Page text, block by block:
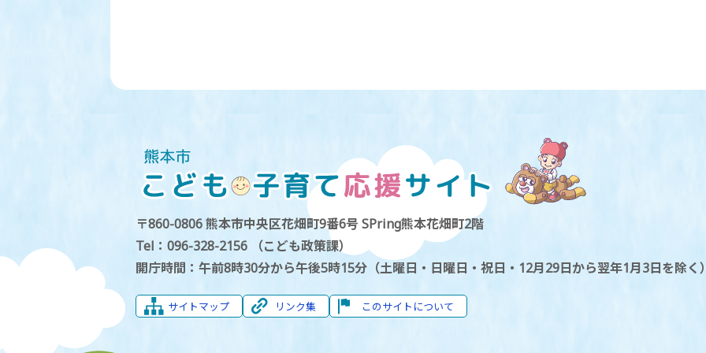
〒860-0806 熊本市中央区花畑町9番6号 SPring熊本花畑町2階
Tel：096-328-2156 （こども政策課）
開庁時間：午前8時30分から午後5時15分（土曜日・日曜日・祝日・12月29日から翌年1月3日を除く
サイトマップ リンク集 このサイトについて